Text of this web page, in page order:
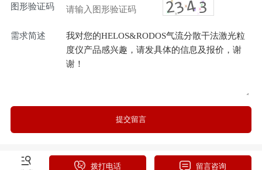
图形验证码
需求简述
提交留言
拨打电话 留言咨询